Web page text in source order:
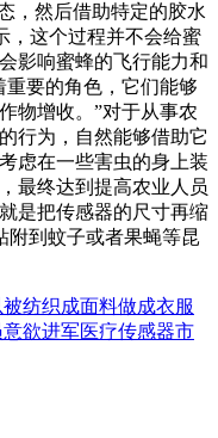
，然后借助特定的胶水
，这个过程并不会给蜜
影响蜜蜂的飞行能力和
重要的角色，它们能够
物增收。”对于从事农
行为，自然能够借助它
虑在一些害虫的身上装
最终达到提高农业人员
是把传感器的尺寸再缩
附到蚊子或者果蝇等昆
纺织成面料做成衣服
欲进军医疗传感器市